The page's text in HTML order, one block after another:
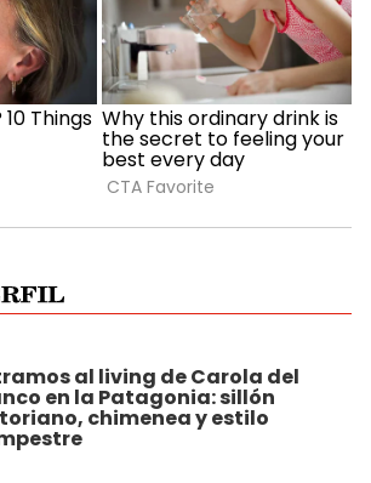
al living de Carola del
en la Patagonia: sillón
chimenea y estilo